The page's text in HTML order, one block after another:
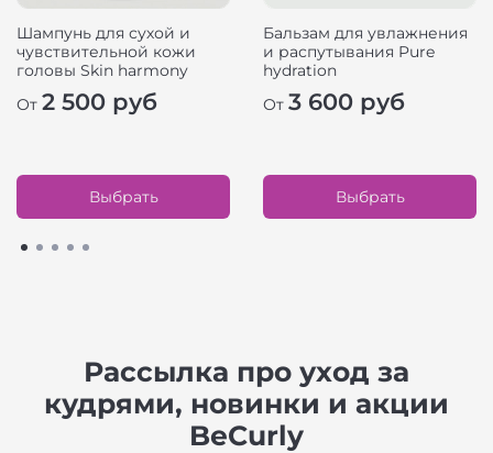
Шампунь для сухой и
чувствительной кожи
головы Skin harmony
От 2 500 руб
Выбрать
Бальзам для увлажнения
и распутывания Pure
hydration
От 3 600 руб
Выбрать
Рассылка про уход за
кудрями, новинки и акции
BeCurly